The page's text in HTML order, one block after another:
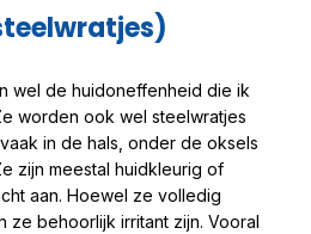
wel de huidoneffenheid die ik
worden ook wel steelwratjes
in de hals, onder de oksels
zijn meestal huidkleurig of
aan. Hoewel ze volledig
ze behoorlijk irritant zijn. Vooral